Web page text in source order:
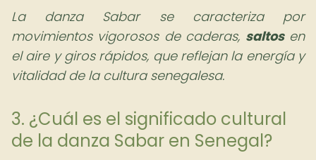
La danza Sabar se caracteriza por
movimientos vigorosos de caderas, saltosen
el aire y giros rápidos, que reflejan la energía y
vitalidad de la cultura senegalesa.
3. ¿Cuál es el significado cultural
de la danza Sabar en Senegal?